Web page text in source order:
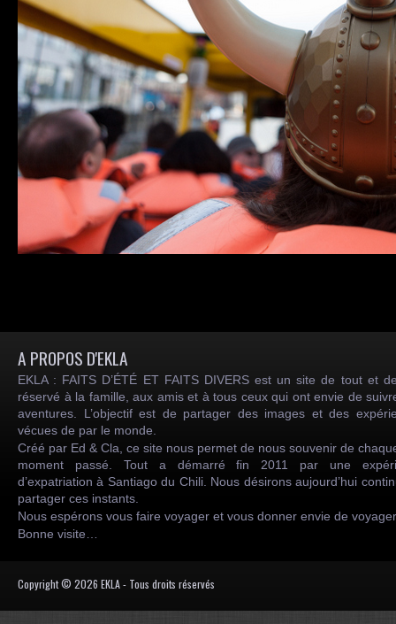
A PROPOS D'EKLA
EKLA : FAITS D’ÉTÉ ET FAITS DIVERS est un site de tout et
réservé à la famille, aux amis et à tous ceux qui ont envie de
aventures. L’objectif est de partager des images et des
vécues de par le monde.
Créé par Ed & Cla, ce site nous permet de nous souvenir de
moment passé. Tout a démarré fin 2011 par une
d’expatriation à Santiago du Chili. Nous désirons aujourd’hui
partager ces instants.
Nous espérons vous faire voyager et vous donner envie de
Bonne visite…
Copyright © 2026 EKLA - Tous droits réservés